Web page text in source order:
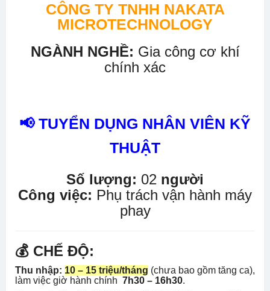
CÔNG TY TNHH NAKATA
MICROTECHNOLOGY
NGÀNH NGHỀ: Gia công cơ khí
chính xác
📢 TUYỂN DỤNG NHÂN VIÊN KỸ
THUẬT
Số lượng: 02 người
Công việc: Phụ trách vận hành máy
phay
💰 CHẾ ĐỘ:
Thu nhập: 10 – 15 triệu/tháng (chưa bao gồm tăng ca),
làm việc giờ hành chính 7h30 – 16h30.